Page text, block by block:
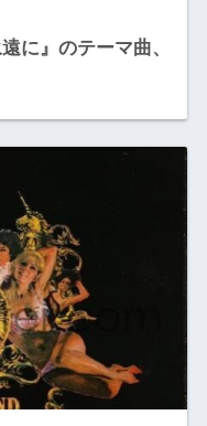
に』のテーマ曲、